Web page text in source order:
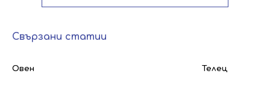
Свързани статии
Овен Телец